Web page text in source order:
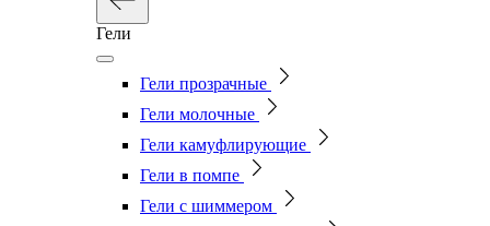
Гели
Гели прозрачные
Гели молочные
Гели камуфлирующие
Гели в помпе
Гели с шиммером